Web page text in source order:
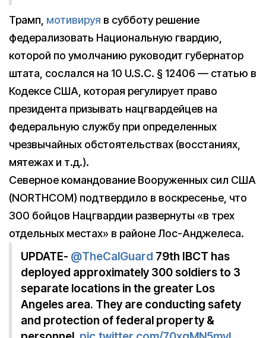
Трамп, мотивируя в субботу решение
федерализовать Национальную гвардию,
которой по умолчанию руководит губернатор
штата, сослался на 10 U.S.C. § 12406 — статью в
Кодексе США, которая регулирует право
президента призывать нацгвардейцев на
федеральную службу при определенных
чрезвычайных обстоятельствах (восстаниях,
мятежах и т.д.).
Северное командование Вооруженных сил США
(NORTHCOM) подтвердило в воскресенье, что
300 бойцов Нацгвардии развернуты «в трех
отдельных местах» в районе Лос-Анджелеса.
UPDATE- @TheCalGuard 79th IBCT has
deployed approximately 300 soldiers to 3
separate locations in the greater Los
Angeles area. They are conducting safety
and protection of federal property &